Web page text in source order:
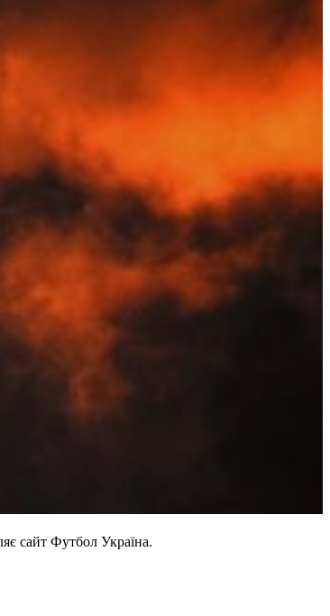
сайт Футбол Україна.